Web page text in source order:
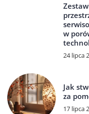
w
24 lipca
Jak
za
17 lipca